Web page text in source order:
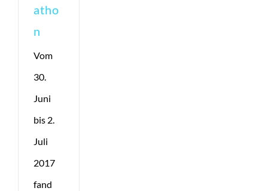
atho
n
Vom
30.
Juni
bis 2.
Juli
2017
fand